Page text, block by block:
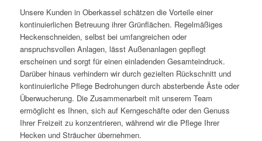
Unsere Kunden in Oberkassel schätzen die Vorteile einer
kontinuierlichen Betreuung ihrer Grünflächen. Regelmäßiges
Heckenschneiden, selbst bei umfangreichen oder
anspruchsvollen Anlagen, lässt Außenanlagen gepflegt
erscheinen und sorgt für einen einladenden Gesamteindruck.
Darüber hinaus verhindern wir durch gezielten Rückschnitt und
kontinuierliche Pflege Bedrohungen durch absterbende Äste oder
Überwucherung. Die Zusammenarbeit mit unserem Team
ermöglicht es Ihnen, sich auf Kerngeschäfte oder den Genuss
Ihrer Freizeit zu konzentrieren, während wir die Pflege Ihrer
Hecken und Sträucher übernehmen.